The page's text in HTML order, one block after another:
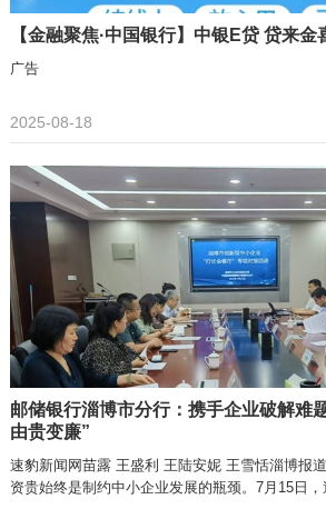
【金融聚焦·中国银行】中银E贷 贷来金
广告
2025-08-18
邮储银行淄博市分行：携手企业破解难
由贵变廉”
速豹新闻网苗露 王盛利 王陆安妮 王雪恬淄博报
资贵始终是制约中小企业发展的瓶颈。7月15日